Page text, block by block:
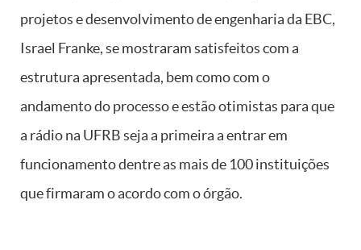
projetos e desenvolvimento de engenharia da EBC,
Israel Franke, se mostraram satisfeitos com a
estrutura apresentada, bem como com o
andamento do processo e estão otimistas para que
a rádio na UFRB seja a primeira a entrar em
funcionamento dentre as mais de 100 instituições
que firmaram o acordo com o órgão.